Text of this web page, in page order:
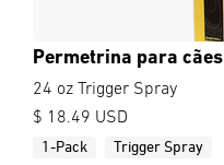
Permetrina para cães
24 oz Trigger Spray
$ 18.49 USD
1-Pack Trigger Spray